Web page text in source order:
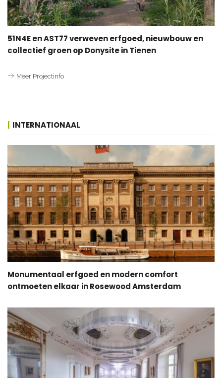
51N4E en AST77 verweven erfgoed, nieuwbouw en
collectief groen op Donysite in Tienen
Meer Projectinfo
INTERNATIONAAL
Monumentaal erfgoed en modern comfort
ontmoeten elkaar in Rosewood Amsterdam